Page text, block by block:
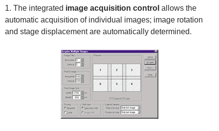
1. The integrated image acquisition control allows the
automatic acquisition of individual images; image rotation
and stage displacement are automatically determined.